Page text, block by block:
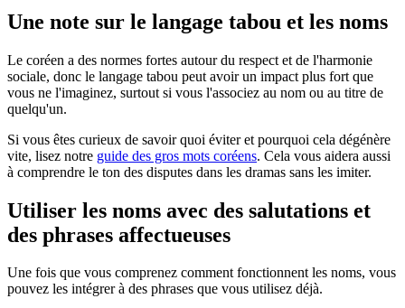
Une note sur le langage tabou et les noms
Le coréen a des normes fortes autour du respect et de l'harmonie
sociale, donc le langage tabou peut avoir un impact plus fort que
vous ne l'imaginez, surtout si vous l'associez au nom ou au titre de
quelqu'un.
Si vous êtes curieux de savoir quoi éviter et pourquoi cela dégénère
vite, lisez notre guide des gros mots coréens. Cela vous aidera aussi
à comprendre le ton des disputes dans les dramas sans les imiter.
Utiliser les noms avec des salutations et
des phrases affectueuses
Une fois que vous comprenez comment fonctionnent les noms, vous
pouvez les intégrer à des phrases que vous utilisez déjà.